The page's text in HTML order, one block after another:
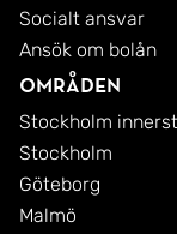
Socialt ansvar
Ansök om bolån
Områden
Stockholm
Stockholm
Göteborg
Malmö